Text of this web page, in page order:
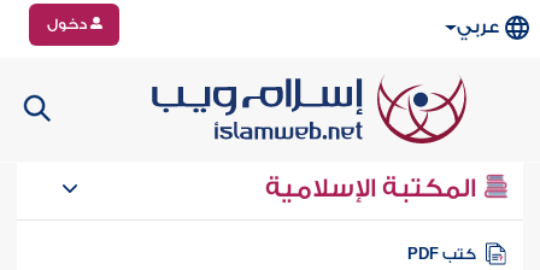
عربي دخول
المكتبة الإسلامية